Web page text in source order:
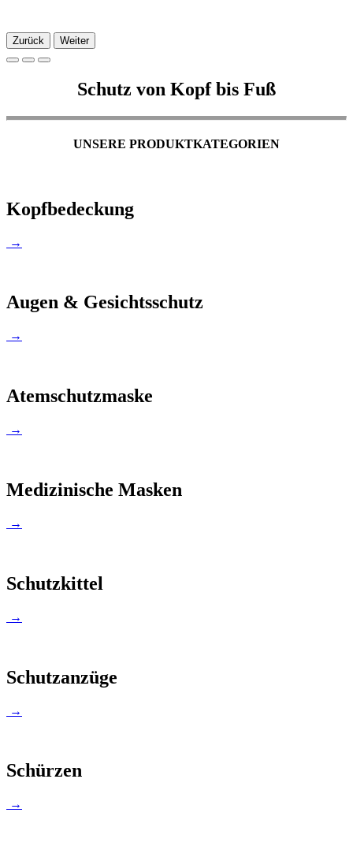
Zurück Weiter
Schutz von Kopf bis Fuß
UNSERE PRODUKTKATEGORIEN
Kopfbedeckung
→
Augen & Gesichtsschutz
→
Atemschutzmaske
→
Medizinische Masken
→
Schutzkittel
→
Schutzanzüge
→
Schürzen
→